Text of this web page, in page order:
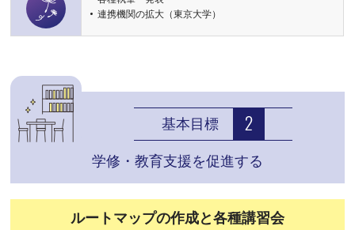
連携機関の拡大（東京大学）
基本目標
学修・教育支援を促進する
ルートマップの作成と各種講習会